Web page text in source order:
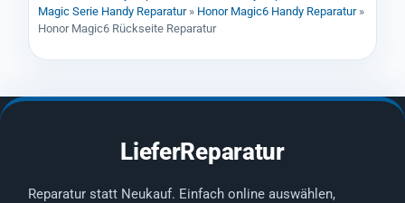
Magic Serie Handy Reparatur» Honor Magic6 Handy Reparatur»
Honor Magic6 Rückseite Reparatur
LieferReparatur
Reparatur statt Neukauf. Einfach online auswählen,